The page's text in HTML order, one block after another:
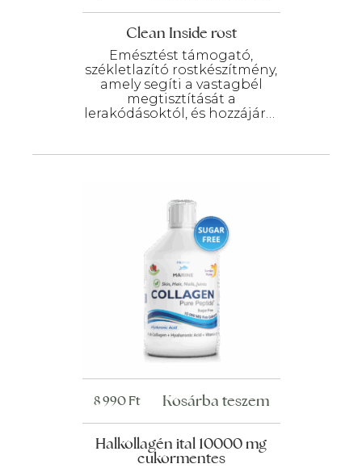
Clean Inside rost
Emésztést támogató,
székletlazító rostkészítmény,
amely segíti a vastagbél
megtisztítását a
lerakódásoktól, és hozzájárul
variációja
Halkollagén ital 10000 mg
cukormentes
8 990Ft Kosárba teszem